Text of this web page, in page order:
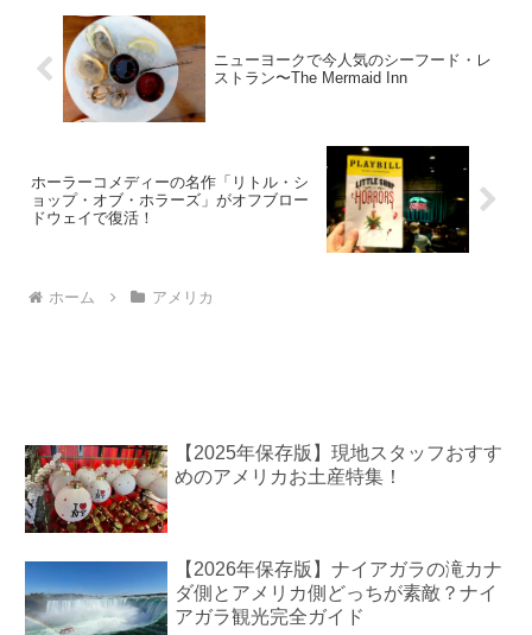
ニューヨークで今人気のシーフード・レ
ストラン〜The Mermaid Inn
ホーラーコメディーの名作「リトル・シ
ョップ・オブ・ホラーズ」がオフブロー
ドウェイで復活！
ホーム アメリカ
【2025年保存版】現地スタッフおすす
めのアメリカお土産特集！
【2026年保存版】ナイアガラの滝カナ
ダ側とアメリカ側どっちが素敵？ナイ
アガラ観光完全ガイド